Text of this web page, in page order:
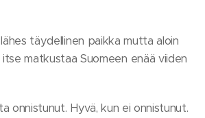
täydellinen paikka mutta aloin
matkustaa Suomeen enää viiden
onnistunut. Hyvä, kun ei onnistunut.